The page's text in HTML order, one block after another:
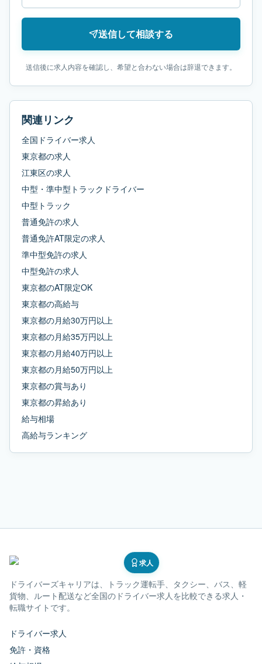
送信して相談する
送信後に求人内容を確認し、希望と合わない場合は辞退できます。
関連リンク
全国ドライバー求人
東京都の求人
江東区の求人
中型・準中型トラックドライバー
中型トラック
普通免許の求人
普通免許AT限定の求人
準中型免許の求人
中型免許の求人
東京都のAT限定OK
東京都の高給与
東京都の月給30万円以上
東京都の月給35万円以上
東京都の月給40万円以上
東京都の月給50万円以上
東京都の賞与あり
東京都の昇給あり
給与相場
高給与ランキング
求人
ドライバーズキャリアは、トラック運転手、タクシー、バス、軽
貨物、ルート配送など全国のドライバー求人を比較できる求人・
転職サイトです。
ドライバー求人
免許・資格